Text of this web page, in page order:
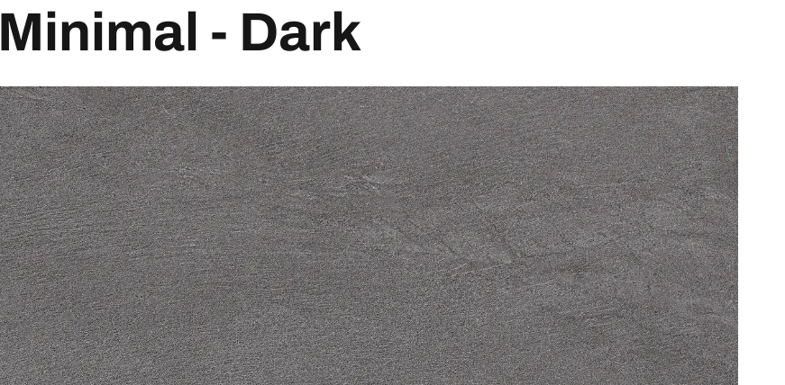
Minimal - Dark